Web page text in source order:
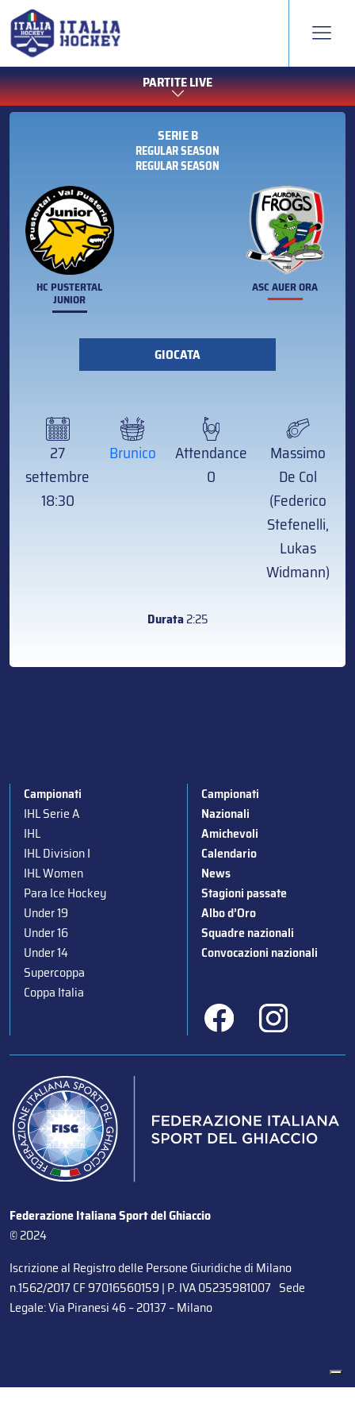
PARTITE LIVE
SERIE B
REGULAR SEASON
REGULAR SEASON
HC PUSTERTAL
JUNIOR
ASC AUER ORA
GIOCATA
27
settembre
18:30
Brunico
Attendance
0
Massimo
De Col
(Federico
Stefenelli,
Lukas
Widmann)
Durata2:25
Campionati
IHL Serie A
IHL
IHL Division I
IHL Women
Para Ice Hockey
Under 19
Under 16
Under 14
Supercoppa
Coppa Italia
Campionati
Nazionali
Amichevoli
Calendario
News
Stagioni passate
Albo d’Oro
Squadre nazionali
Convocazioni nazionali
Federazione Italiana Sport del Ghiaccio
© 2024
Iscrizione al Registro delle Persone Giuridiche di Milano
n.1562/2017 CF 97016560159 | P. IVA 05235981007 Sede
Legale: Via Piranesi 46 – 20137 – Milano